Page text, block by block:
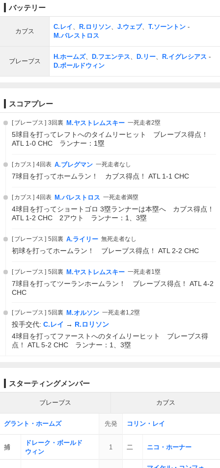
バッテリー
カブス
C.レイ、 R.ロリソン、 J.ウェブ、 T.ソーントン -
M.バレストロス
ブレーブス
H.ホームズ、 D.フエンテス、 D.リー、 R.イグレシアス -
D.ボールドウィン
スコアプレー
ブレーブス 3回裏 M.ヤストレムスキー 一死走者2塁
5球目を打ってレフトへのタイムリーヒット ブレーブス得点！
ATL 1-0 CHC ランナー：1塁
カブス 4回表 A.ブレグマン 一死走者なし
7球目を打ってホームラン！ カブス得点！ ATL 1-1 CHC
カブス 4回表 M.バレストロス 一死走者満塁
4球目を打ってショートゴロ 3塁ランナーは本塁へ カブス得点！
ATL 1-2 CHC 2アウト ランナー：1、3塁
ブレーブス 5回裏 A.ライリー 無死走者なし
初球を打ってホームラン！ ブレーブス得点！ ATL 2-2 CHC
ブレーブス 5回裏 M.ヤストレムスキー 一死走者1塁
7球目を打ってツーランホームラン！ ブレーブス得点！ ATL 4-2
CHC
ブレーブス 5回裏 M.オルソン 一死走者1,2塁
投手交代: C.レイ → R.ロリソン
4球目を打ってファーストへのタイムリーヒット ブレーブス得
点！ ATL 5-2 CHC ランナー：1、3塁
スターティングメンバー
ブレーブス カブス
グラント・ホームズ 先発 コリン・レイ
捕
ドレーク・ボールド
ウィン
1 二 ニコ・ホーナー